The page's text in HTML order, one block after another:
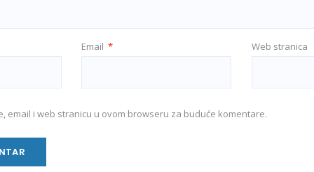
Email * Web stranica
email i web stranicu u ovom browseru za buduće komentare.